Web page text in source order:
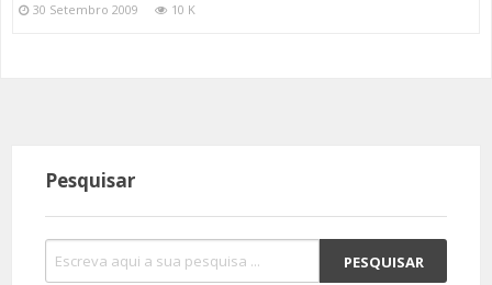
30 Setembro 2009 10 K
Pesquisar